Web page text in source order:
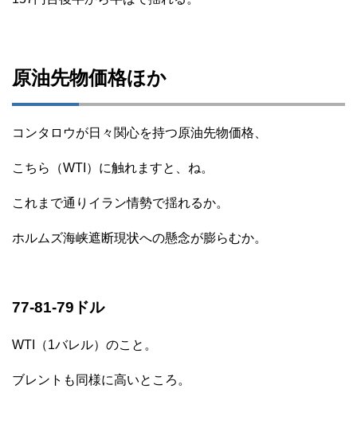
原油先物価格ほか
コンタロウが日々関心を持つ原油先物価格、
こちら（WTI）に触れますと、ね。
これまで通りイラン情勢で揺れるか。
ホルムズ海峡遮断現状への懸念が膨らむか。
77-81-79ドル
WTI（1バレル）のこと。
ブレントも同様に高いところ。